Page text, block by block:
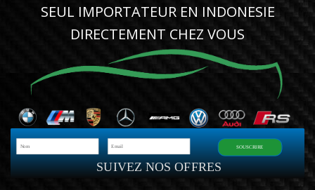
SEUL IMPORTATEUR EN INDONESIE
DIRECTEMENT CHEZ VOUS
SUIVEZ NOS OFFRES
SOUSCRIRE